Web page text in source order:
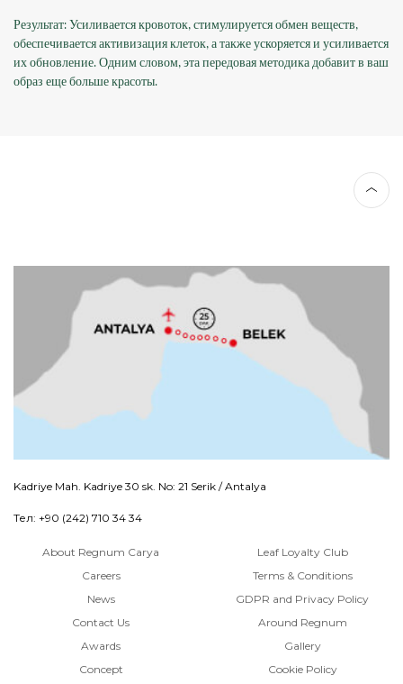
Результат: Усиливается кровоток, стимулируется обмен веществ,
обеспечивается активизация клеток, а также ускоряется и усиливается
их обновление. Одним словом, эта передовая методика добавит в ваш
образ еще больше красоты.
Kadriye Mah. Kadriye 30 sk. No: 21 Serik / Antalya
Тел: +90 (242) 710 34 34
About Regnum Carya
Careers
News
Contact Us
Awards
Concept
Leaf Loyalty Club
Terms & Conditions
GDPR and Privacy Policy
Around Regnum
Gallery
Cookie Policy